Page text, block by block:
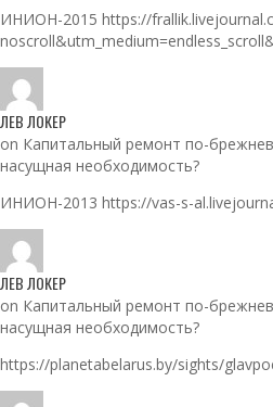
ИНИОН-2015 https://
ЛЕВ ЛОКЕР
on Капитальный ремонт по-
насущная необходимость?
ИНИОН-2013 https://vas-s-
ЛЕВ ЛОКЕР
on Капитальный ремонт по-
насущная необходимость?
https://planetabelarus.by/sights/